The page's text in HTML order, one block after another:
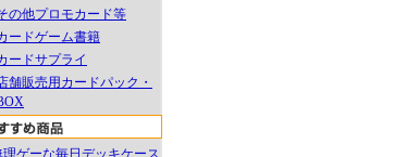
の他プロモカード等
ードゲーム書籍
ードサプライ
舗販売用カードパック・
理ゲーな毎日デッキケース